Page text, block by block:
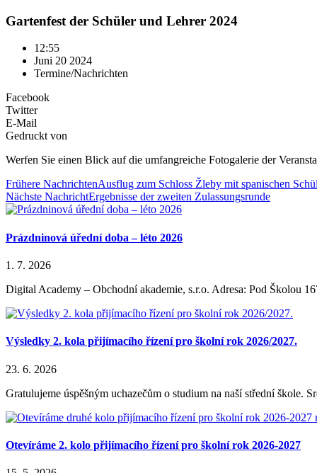
Gartenfest der Schüler und Lehrer 2024
12:55
Juni 20 2024
Termine/Nachrichten
Facebook
Twitter
E-Mail
Gedruckt von
Werfen Sie einen Blick auf die umfangreiche Fotogalerie der
Frühere NachrichtenAusflug zum Schloss Žleby mit spanischen
Nächste NachrichtErgebnisse der zweiten Zulassungsrunde
Prázdninová úřední doba – léto 2026
1. 7. 2026
Digital Academy – Obchodní akademie, s.r.o. Adresa: Pod Školou
Výsledky 2. kola přijímacího řízení pro školní rok 2026/2027.
23. 6. 2026
Gratulujeme úspěšným uchazečům o studium na naší střední škole.
Otevíráme 2. kolo přijímacího řízení pro školní rok 2026-2027